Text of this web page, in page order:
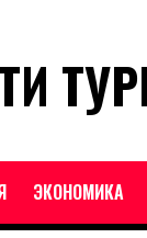
ЭКОНОМИКА